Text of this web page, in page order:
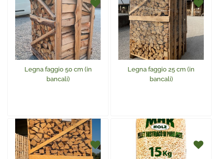
Legna faggio 50 cm (in
bancali)
Legna faggio 25 cm (in
bancali)